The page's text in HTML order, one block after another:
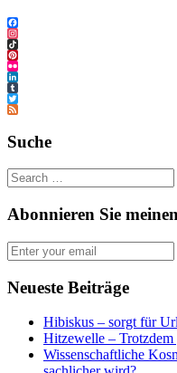
Facebook
Instagram
TikTok
Pinterest
Flickr
LinkedIn
Tumblr
Twitter
Feed
Suche
Abonnieren Sie
Neueste Beiträge
Hibiskus – sorgt für
Hitzewelle – Trotzdem
Wissenschaftliche